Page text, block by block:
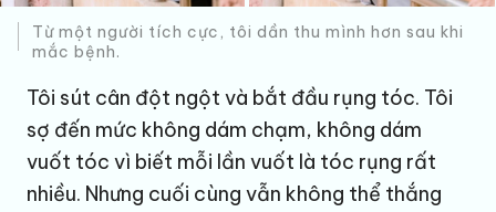
Từ một người tích cực, tôi dần thu mình hơn sau khi
mắc bệnh.
Tôi sút cân đột ngột và bắt đầu rụng tóc. Tôi
sợ đến mức không dám chạm, không dám
vuốt tóc vì biết mỗi lần vuốt là tóc rụng rất
nhiều. Nhưng cuối cùng vẫn không thể thắng